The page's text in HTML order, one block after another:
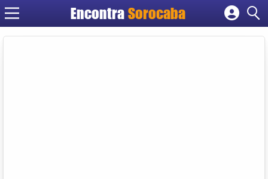
EncontraSorocaba
Cadastrar empresa